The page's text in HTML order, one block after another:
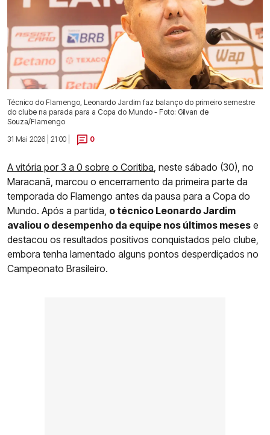
Técnico do Flamengo, Leonardo Jardim faz balanço do primeiro semestre
do clube na parada para a Copa do Mundo - Foto: Gilvan de
Souza/Flamengo
31 Mai 2026 | 21:00 |
0
A vitória por 3 a 0 sobre o Coritiba , neste sábado (30), no
Maracanã, marcou o encerramento da primeira parte da
temporada do Flamengo antes da pausa para a Copa do
Mundo. Após a partida, o técnico Leonardo Jardim
avaliou o desempenho da equipe nos últimos meses e
destacou os resultados positivos conquistados pelo clube,
embora tenha lamentado alguns pontos desperdiçados no
Campeonato Brasileiro.